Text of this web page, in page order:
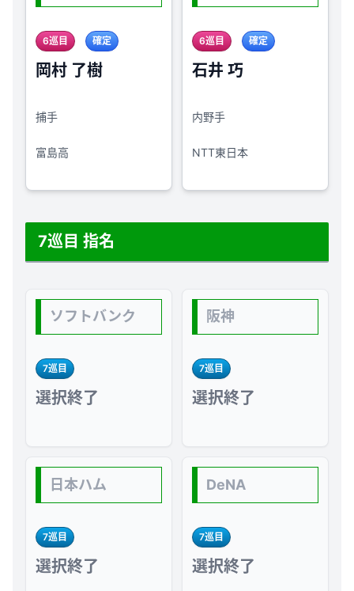
6巡目 確定
岡村 了樹
捕手
富島高
6巡目 確定
石井 巧
内野手
NTT東日本
7巡目 指名
ソフトバンク
7巡目
選択終了
阪神
7巡目
選択終了
日本ハム
7巡目
選択終了
DeNA
7巡目
選択終了